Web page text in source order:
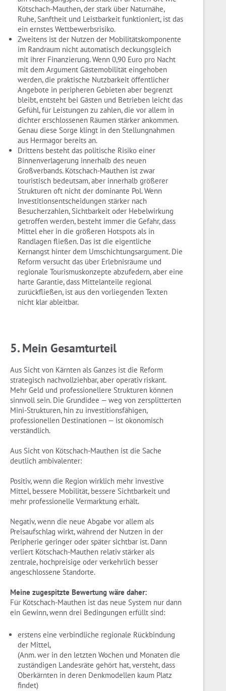
Kötschach-Mauthen, der stark über Naturnähe,
Ruhe, Sanftheit und Leistbarkeit funktioniert, ist das
ein ernstes Wettbewerbsrisiko.
Zweitens ist der Nutzen der Mobilitätskomponente
im Randraum nicht automatisch deckungsgleich
mit ihrer Finanzierung. Wenn 0,90 Euro pro Nacht
mit dem Argument Gästemobilität eingehoben
werden, die praktische Nutzbarkeit öffentlicher
Angebote in peripheren Gebieten aber begrenzt
bleibt, entsteht bei Gästen und Betrieben leicht das
Gefühl, für Leistungen zu zahlen, die vor allem in
dichter erschlossenen Räumen stärker ankommen.
Genau diese Sorge klingt in den Stellungnahmen
aus Hermagor bereits an.
Drittens besteht das politische Risiko einer
Binnenverlagerung innerhalb des neuen
Großverbands. Kötschach-Mauthen ist zwar
touristisch bedeutsam, aber innerhalb größerer
Strukturen oft nicht der dominante Pol. Wenn
Investitionsentscheidungen stärker nach
Besucherzahlen, Sichtbarkeit oder Hebelwirkung
getroffen werden, besteht immer die Gefahr, dass
Mittel eher in die größeren Hotspots als in
Randlagen fließen. Das ist die eigentliche
Kernangst hinter dem Umschichtungsargument. Die
Reform versucht das über Erlebnisräume und
regionale Tourismuskonzepte abzufedern, aber eine
harte Garantie, dass Mittelanteile regional
zurückfließen, ist aus den vorliegenden Texten
nicht klar ableitbar.
5. Mein Gesamturteil
Aus Sicht von Kärnten als Ganzes ist die Reform
strategisch nachvollziehbar, aber operativ riskant.
Mehr Geld und professionellere Strukturen können
sinnvoll sein. Die Grundidee — weg von zersplitterten
Mini-Strukturen, hin zu investitionsfähigen,
professionellen Destinationen — ist ökonomisch
verständlich.
Aus Sicht von Kötschach-Mauthen ist die Sache
deutlich ambivalenter:
Positiv, wenn die Region wirklich mehr investive
Mittel, bessere Mobilität, bessere Sichtbarkeit und
mehr professionelle Vermarktung erhält.
Negativ, wenn die neue Abgabe vor allem als
Preisaufschlag wirkt, während der Nutzen in der
Peripherie geringer oder später sichtbar ist. Dann
verliert Kötschach-Mauthen relativ stärker als
zentrale, hochpreisige oder verkehrlich besser
angeschlossene Standorte.
Meine zugespitzte Bewertung wäre daher:
Für Kötschach-Mauthen ist das neue System nur dann
ein Gewinn, wenn drei Bedingungen erfüllt sind:
erstens eine verbindliche regionale Rückbindung
der Mittel,
(Anm. wer in den letzten Wochen und Monaten die
zuständigen Landesräte gehört hat, versteht, dass
Oberkärnten in deren Denkmodellen kaum Platz
findet)